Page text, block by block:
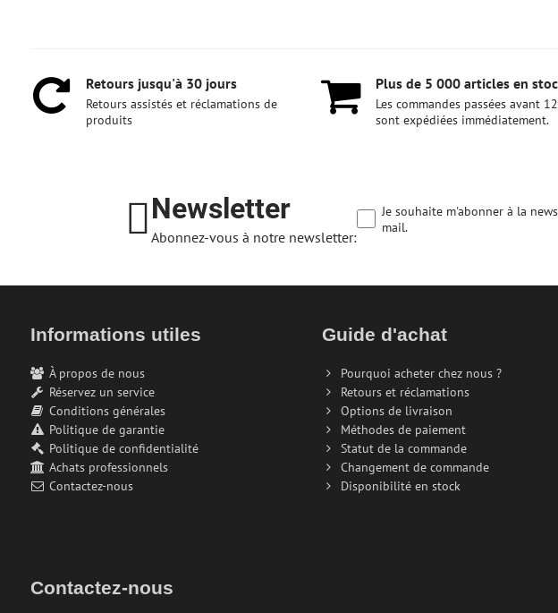
Retours jusqu'à 30 jours
Retours assistés et réclamations de
produits
Plus de 5 000 articles en
Les commandes passées avant
sont expédiées immédiatement.
Newsletter
Abonnez-vous à notre newsletter:
Je souhaite m'abonner à la
mail.
Informations utiles
À propos de nous
Réservez un service
Conditions générales
Politique de garantie
Politique de confidentialité
Achats professionnels
Contactez-nous
Guide d'achat
Pourquoi acheter chez nous ?
Retours et réclamations
Options de livraison
Méthodes de paiement
Statut de la commande
Changement de commande
Disponibilité en stock
Contactez-nous